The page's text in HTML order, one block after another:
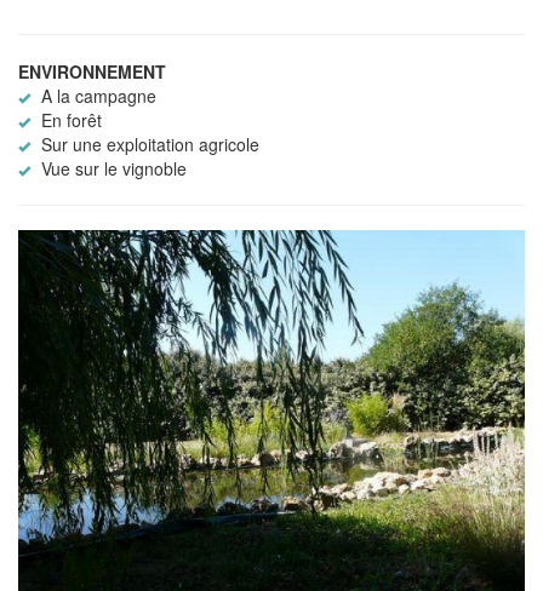
ENVIRONNEMENT
A la campagne
En forêt
Sur une exploitation agricole
Vue sur le vignoble